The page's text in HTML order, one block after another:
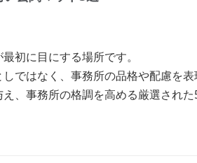
初に目にする場所です。
ではなく、事務所の品格や配慮を表
、事務所の格調を高める厳選された